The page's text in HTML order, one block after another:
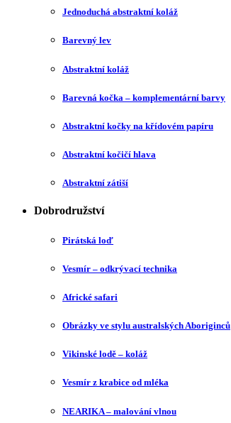
Jednoduchá abstraktní koláž
Barevný lev
Abstraktní koláž
Barevná kočka – komplementární barvy
Abstraktní kočky na křídovém papíru
Abstraktní kočičí hlava
Abstraktní zátiší
Dobrodružství
Pirátská loď
Vesmír – odkrývací technika
Africké safari
Obrázky ve stylu australských Aboriginců
Vikinské lodě – koláž
Vesmír z krabice od mléka
NEARIKA – malování vlnou